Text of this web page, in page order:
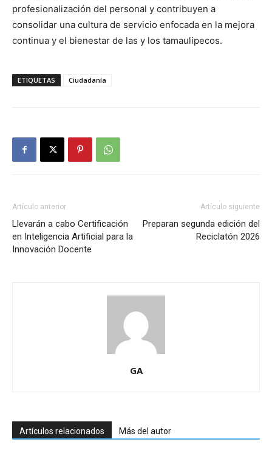
profesionalización del personal y contribuyen a
consolidar una cultura de servicio enfocada en la mejora
continua y el bienestar de las y los tamaulipecos.
ETIQUETAS Ciudadanía
Artículo anterior
Llevarán a cabo Certificación
en Inteligencia Artificial para la
Innovación Docente
Artículo siguiente
Preparan segunda edición del
Reciclatón 2026
GA
Artículos relacionados Más del autor